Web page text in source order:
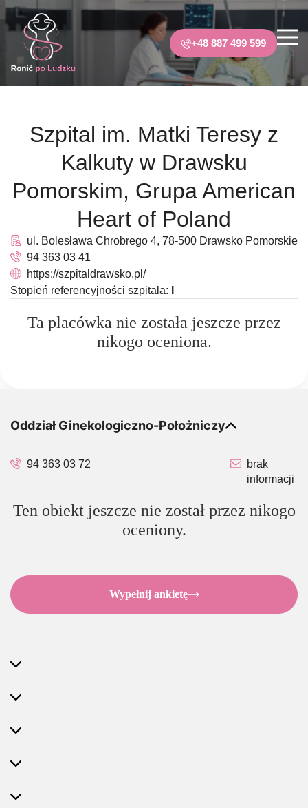
+48 887 499 599
Szpital im. Matki Teresy z
Kalkuty w Drawsku
Pomorskim, Grupa American
Heart of Poland
ul. Bolesława Chrobrego 4, 78-500 Drawsko Pomorskie
94 363 03 41
https://szpitaldrawsko.pl/
Stopień referencyjności szpitala:
Ta placówka nie została jeszcze przez
nikogo oceniona.
Oddział Ginekologiczno-Położniczy
94 363 03 72
brak
informacji
Ten obiekt jeszcze nie został przez nikogo
oceniony.
Wypełnij ankietę